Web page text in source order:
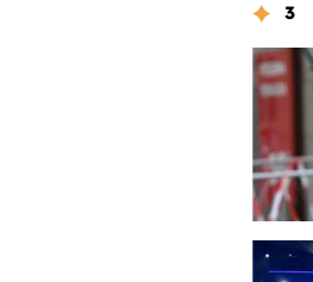
3